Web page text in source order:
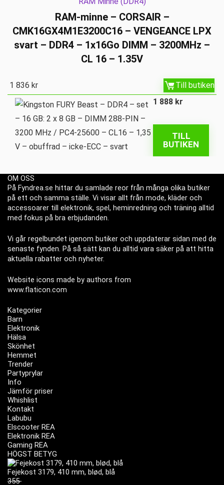
RAM-minne – CORSAIR –
CMK16GX4M1E3200C16 – VENGEANCE LPX
svart – DDR4 – 1x16Go DIMM – 3200MHz –
CL 16 – 1.35V
1 836kr
Till butiken
1 888 kr
TILL
BUTIKEN
OM OSS
På Fyndrea.se hittar du samlade reor från många olika butiker
på ett och samma ställe. Vi visar allt från mode, kläder och
accessoarer till elektronik, spel, heminredning och träning alltid
med fokus på bra erbjudanden.
Vi går regelbundet igenom butiker och uppdaterar sidan med de
senaste fynden. På så sätt kan du alltid vara säker på att hitta
aktuella rabatter och nyheter.
Website icons made by authors from
www.flaticon.com
Kategorier
Barn
Elektronik
Hälsa
Skönhet
Hemmet
Trender
Partyprylar
Info
Jämför priser
Whishlist
Kontakt
Labubu
Elscooter REA
Elektronik REA
Gaming REA
HÖGST BETYG
Fejekost 3179, 410 mm, blød, blå
355